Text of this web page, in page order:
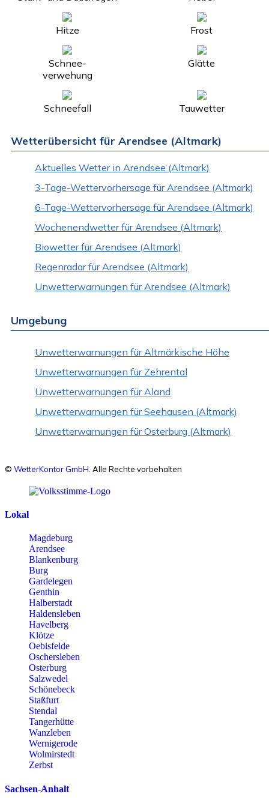
Hitze Frost
Schnee-
verwehung
Glätte
Schneefall Tauwetter
Wetterübersicht für Arendsee (Altmark)
Aktuelles Wetter in Arendsee (Altmark)
3-Tage-Wettervorhersage für Arendsee (Altmark)
6-Tage-Wettervorhersage für Arendsee (Altmark)
Wochenendwetter für Arendsee (Altmark)
Biowetter für Arendsee (Altmark)
Regenradar für Arendsee (Altmark)
Unwetterwarnungen für Arendsee (Altmark)
Umgebung
Unwetterwarnungen für Altmärkische Höhe
Unwetterwarnungen für Zehrental
Unwetterwarnungen für Aland
Unwetterwarnungen für Seehausen (Altmark)
Unwetterwarnungen für Osterburg (Altmark)
© WetterKontor GmbH . Alle Rechte vorbehalten
Lokal
Magdeburg
Arendsee
Blankenburg
Burg
Gardelegen
Genthin
Halberstadt
Haldensleben
Havelberg
Klötze
Oebisfelde
Oschersleben
Osterburg
Salzwedel
Schönebeck
Staßfurt
Stendal
Tangerhütte
Wanzleben
Wernigerode
Wolmirstedt
Zerbst
Sachsen-Anhalt